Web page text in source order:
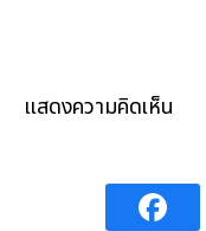
แสดงความคิดเห็น